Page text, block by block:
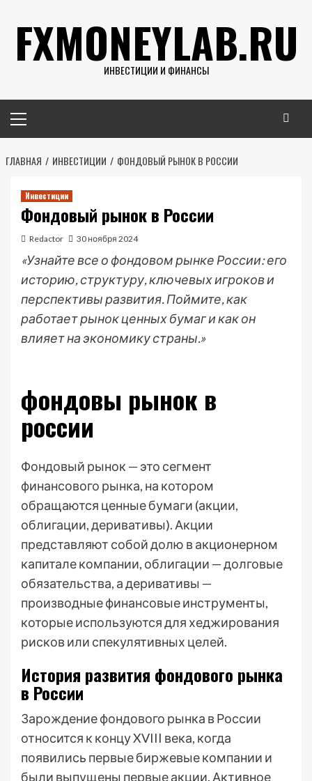
содержимому
FXMONEYLAB.RU
ИНВЕСТИЦИИ И ФИНАНСЫ
меню
ГЛАВНАЯ ИНВЕСТИЦИИ ФОНДОВЫЙ РЫНОК В РОССИИ
Инвестиции
Фондовый рынок в России
Redactor 30 ноября 2024
«Узнайте все о фондовом рынке России: его
историю, структуру, ключевых игроков и
перспективы развития. Поймите, как
работает рынок ценных бумаг и как он
влияет на экономику страны.»
фондовы рынок в
россии
Фондовый рынок — это сегмент
финансового рынка, на котором
обращаются ценные бумаги (акции,
облигации, деривативы). Акции
представляют собой долю в акционерном
капитале компании, облигации — долговые
обязательства, а деривативы —
производные финансовые инструменты,
которые используются для хеджирования
рисков или спекулятивных целей.
История развития фондового рынка
в России
Зарождение фондового рынка в России
относится к концу XVIII века, когда
появились первые биржевые компании и
были выпущены первые акции. Активное